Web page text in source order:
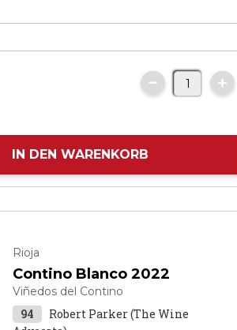
IN DEN WARENKORB
Rioja
Contino Blanco 2022
Viñedos del Contino
94
Robert Parker (The Wine